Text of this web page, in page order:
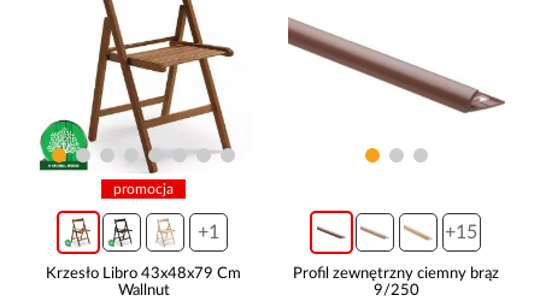
promocja
+1
Krzesło Libro 43x48x79 Cm
Wallnut
+15
Profil zewnętrzny ciemny brąz
9/250